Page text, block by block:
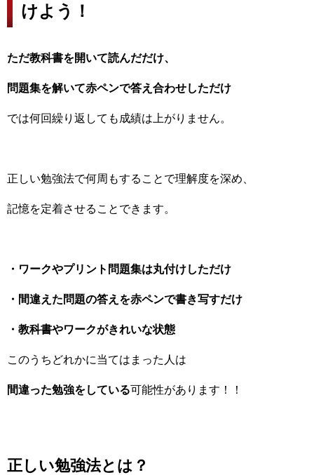
けよう！
ただ教科書を開いて読んだだけ、
問題集を解いて赤ペンで答え合わせしただけ
では何回繰り返しても成績は上がりません。
正しい勉強法で何周もすることで理解度を深め、
記憶を定着させることできます。
・ワークやプリント問題集は丸付けしただけ
・間違えた問題の答えを赤ペンで書き写すだけ
・教科書やワークがきれいな状態
このうちどれかに当てはまった人は
間違った勉強をしている可能性があります！！
正しい勉強法とは？